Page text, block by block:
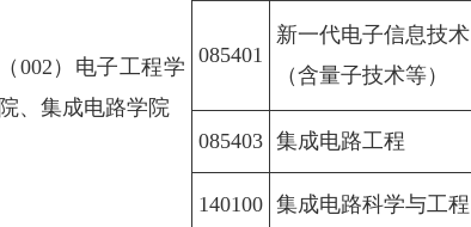
（002）电子工程学
院、集成电路学院
085401
新一代电子信息技术
（含量子技术等）
085403 集成电路工程
140100 集成电路科学与工程